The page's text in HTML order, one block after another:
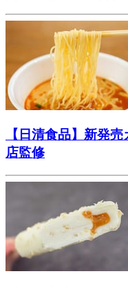
【日清食品】新発
店監修